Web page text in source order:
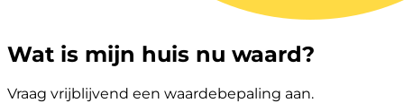
Wat is mijn huis nu waard?
Vraag vrijblijvend een waardebepaling aan.